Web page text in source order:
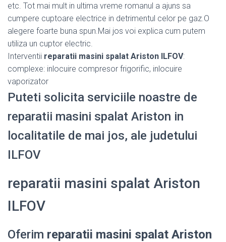
etc. Tot mai mult in ultima vreme romanul a ajuns sa
cumpere cuptoare electrice in detrimentul celor pe gaz.O
alegere foarte buna spun.Mai jos voi explica cum putem
utiliza un cuptor electric.
Interventii reparatii masini spalat Ariston ILFOV:
complexe: inlocuire compresor frigorific, inlocuire
vaporizator
Puteti solicita serviciile noastre de
reparatii masini spalat Ariston in
localitatile de mai jos, ale judetului
ILFOV
reparatii masini spalat Ariston
ILFOV
Oferim reparatii masini spalat Ariston